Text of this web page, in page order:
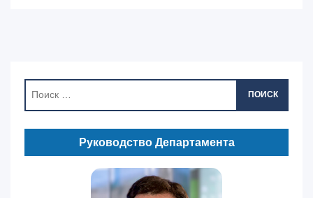
ПОИСК
Руководство Департамента